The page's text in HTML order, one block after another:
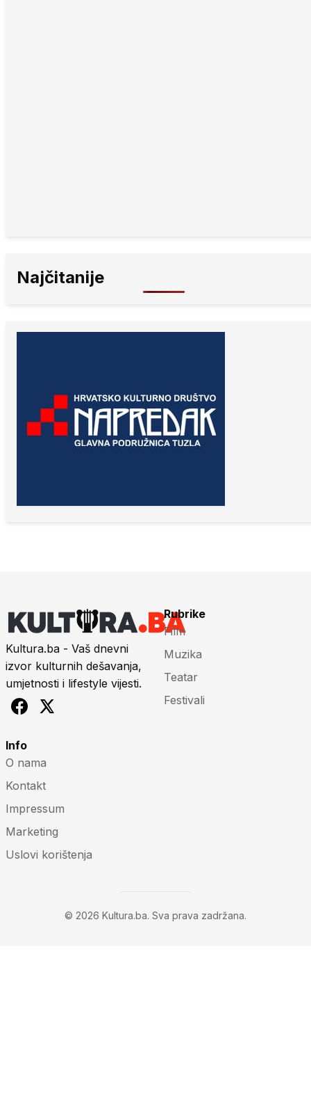
Najčitanije
Kultura.ba - Vaš dnevni
izvor kulturnih dešavanja,
umjetnosti i lifestyle vijesti.
Rubrike
Film
Muzika
Teatar
Festivali
Info
O nama
Kontakt
Impressum
Marketing
Uslovi korištenja
© 2026 Kultura.ba. Sva prava zadržana.